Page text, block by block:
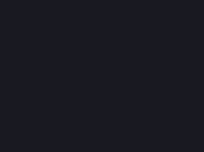
Dónde se aplican
La oferta de reembolsos de Steam,
desde la compra y con menos de
se aplica a los juegos y
tienda de Steam. He aquí un